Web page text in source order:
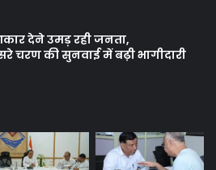
देने उमड़ रही जनता,
चरण की सुनवाई में बढ़ी भागीदारी